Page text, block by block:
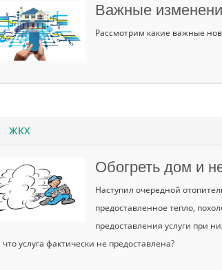
Важные
Рассмотрим какие важные
ЖКХ
Обогреть дом и
Наступил очередной
предоставленное тепло,
предоставления услуги при
что услуга фактически не предоставлена?